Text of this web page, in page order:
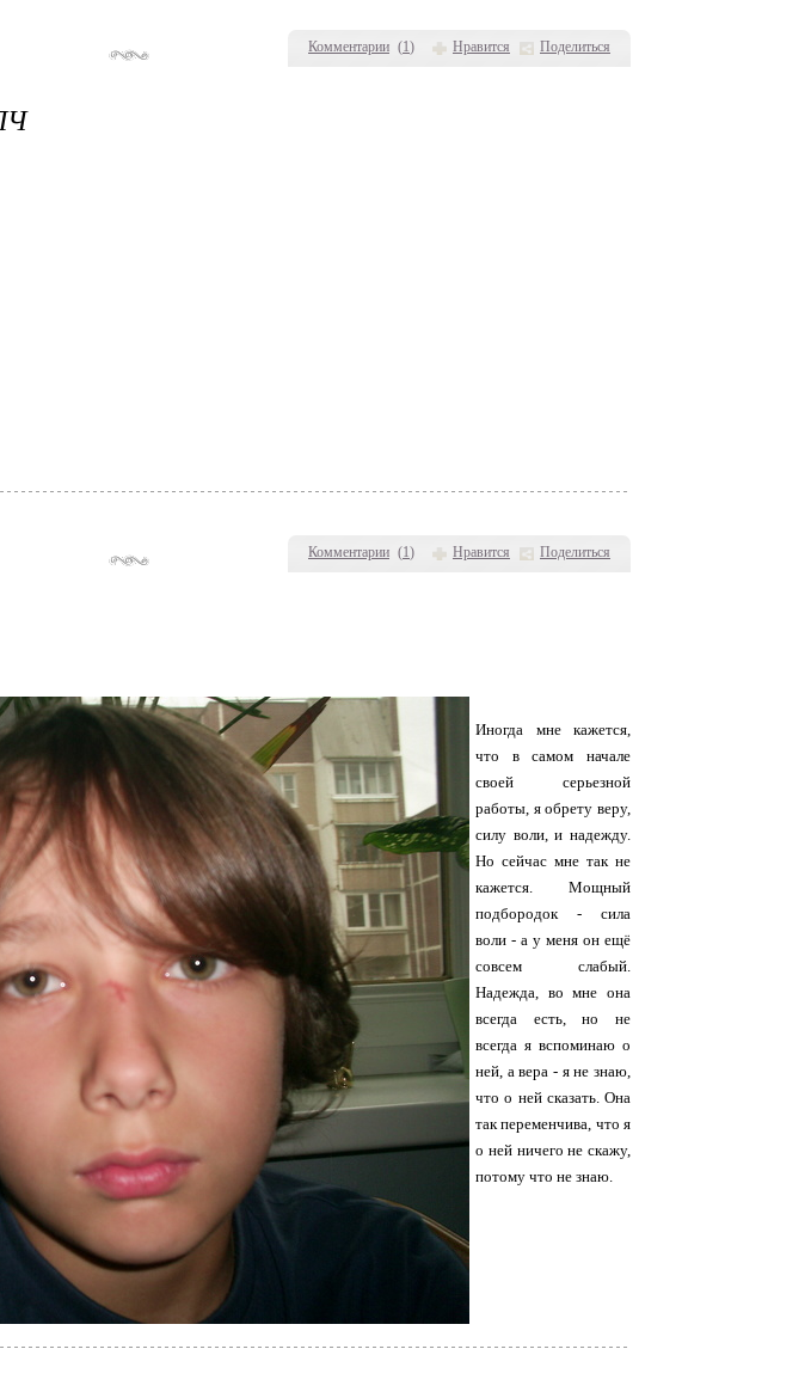
Комментарии (1) Нравится Поделиться
Комментарии (1) Нравится Поделиться
Иногда мне кажется,
что в самом начале
своей серьезной
работы, я обрету веру,
силу воли, и надежду.
Но сейчас мне так не
кажется. Мощный
подбородок - сила
воли - а у меня он ещё
совсем слабый.
Надежда, во мне она
всегда есть, но не
всегда я вспоминаю о
ней, а вера - я не знаю,
что о ней сказать. Она
так переменчива, что я
о ней ничего не скажу,
потому что не знаю.